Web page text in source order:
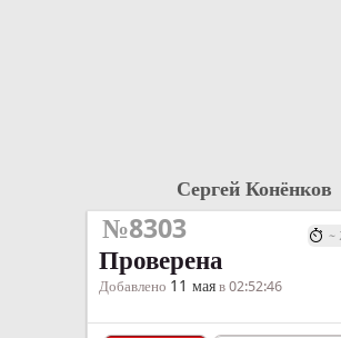
Сергей Конёнков
№8303
Проверена
Добавлено 11 мая в 02:52:46
~